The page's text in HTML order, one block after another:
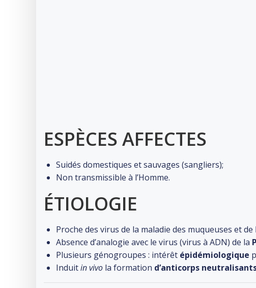
ESPÈCES AFFECTES
Suidés domestiques et sauvages (sangliers);
Non transmissible à l’Homme.
ÉTIOLOGIE
Proche des virus de la maladie des muqueuses et
Absence d’analogie avec le virus (virus à ADN) de la
Plusieurs génogroupes : intérêt épidémiologique
Induitin vivo la formation d’anticorps